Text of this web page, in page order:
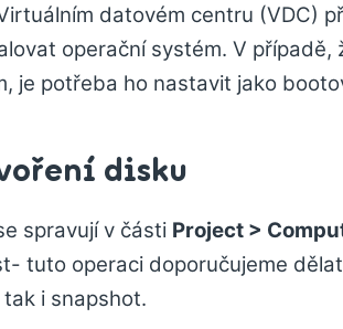
datovém centru (VDC)
operační systém. V
je potřeba ho nastavit jako
disku
spravují v části Project >
tuto operaci doporučujeme
tak i snapshot.